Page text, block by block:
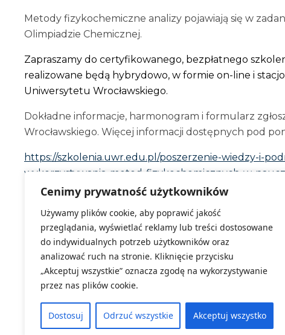
Cenimy prywatność użytkowników
Używamy plików cookie, aby poprawić jakość
przeglądania, wyświetlać reklamy lub treści dostosowane
do indywidualnych potrzeb użytkowników oraz
analizować ruch na stronie. Kliknięcie przycisku
„Akceptuj wszystkie” oznacza zgodę na wykorzystywanie
przez nas plików cookie.
Dostosuj Odrzuć wszystkie Akceptuj wszystko
Metody fizykochemiczne analizy pojawiają się w
Olimpiadzie Chemicznej.
Zapraszamy do certyfikowanego, bezpłatnego
realizowane będą hybrydowo, w formie on-line i
Uniwersytetu Wrocławskiego.
Dokładne informacje, harmonogram i formularz
Wrocławskiego. Więcej informacji dostępnych pod
https://szkolenia.uwr.edu.pl/poszerzenie-wiedzy-i-
wykorzystywania-metod-fizykochemicznych-w-
Projekt „Zintegrowany Program Rozwoju
współfinansowany ze środków Unii Europejskiej z